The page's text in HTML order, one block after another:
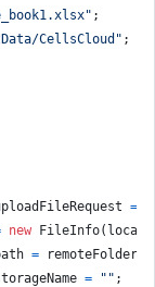
;
CellsCloud" ;
=
new FileInfo(
= remoteFolder
= "" ;